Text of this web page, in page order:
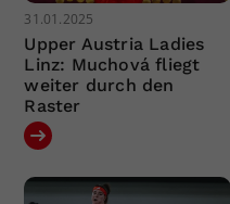
31.01.2025
Upper Austria Ladies
Linz: Muchová fliegt
weiter durch den
Raster